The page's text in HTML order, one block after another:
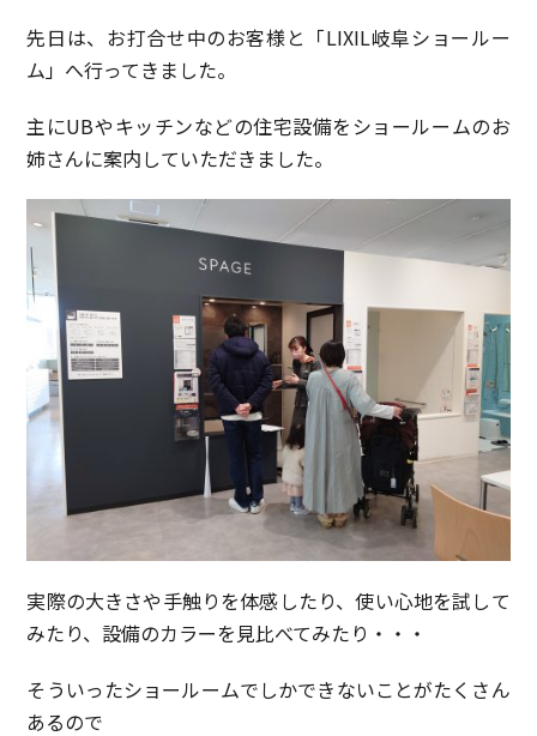
先日は、お打合せ中のお客様と「LIXIL岐阜ショールー
ム」へ行ってきました。
主にUBやキッチンなどの住宅設備をショールームのお
姉さんに案内していただきました。
実際の大きさや手触りを体感したり、使い心地を試して
みたり、設備のカラーを見比べてみたり・・・
そういったショールームでしかできないことがたくさん
あるので